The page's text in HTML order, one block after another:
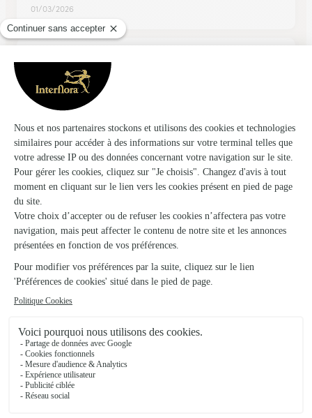
01/03/2026
★ ★ ★ ★ ★
Merci pour votre service!
Merci pour votre service!
30/05/2026
Trustpilot Échantillon d'avis clients fourni via Trustpilot.
Voir tous
les avis de la marque Interflora sur Trustpilot
Livraison de fleurs à Théus et autour : les
villes proches couvertes par le réseau
Interflora
FLEURISTES Espinasses
FLEURISTES